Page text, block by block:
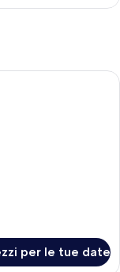
d'albergo con un letto
per le tue date